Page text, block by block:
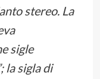
stereo. La
sigle
la sigla di